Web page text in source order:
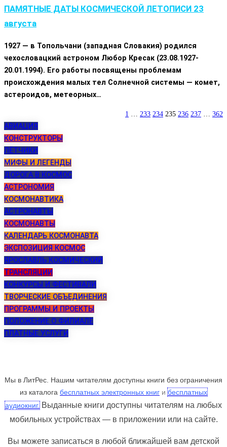
ПАМЯТНЫЕ ДАТЫ КОСМИЧЕСКОЙ ЛЕТОПИСИ 23
августа
1927 — в Топольчани (западная Словакия) родился
чехословацкий астроном Любор Кресак (23.08.1927-
20.01.1994). Его работы посвящены проблемам
происхождения малых тел Солнечной системы — комет,
астероидов, метеорных…
1 … 233 234 235 236 237 … 362
АВИАЦИЯ
КОНСТРУКТОРЫ
ЛЁТЧИКИ
МИФЫ И ЛЕГЕНДЫ
ДОРОГА В КОСМОС
АСТРОНОМИЯ
КОСМОНАВТИКА
АСТРОНАВТЫ
КОСМОНАВТЫ
КАЛЕНДАРЬ КОСМОНАВТА
ЭКСПОЗИЦИЯ КОСМОС
ЯРОСЛАВЛЬ КОСМИЧЕСКИЙ
ТРАНСЛЯЦИИ
КОНКУРСЫ И ФЕСТИВАЛИ
ТВОРЧЕСКИЕ ОБЪЕДИНЕНИЯ
ПРОГРАММЫ И ПРОЕКТЫ
ПОЛОЖЕНИЕ О ФИЛИАЛЕ
ПЛАТНЫЕ УСЛУГИ
Мы в ЛитРес. Нашим читателям доступны книги без ограничения
из каталога бесплатных электронных книг ибесплатных
аудиокниг. Выданные книги доступны читателям на любых
мобильных устройствах — в приложении или на сайте.
Вы можете записаться в любой ближайшей вам детской